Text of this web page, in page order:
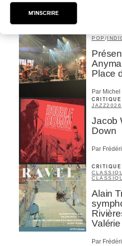
POP /
Place
Par
CRITIQUE
JAZZ2026
Jacob
Down
Par
CRITIQUE
Alain
Par
M'INSCRIRE